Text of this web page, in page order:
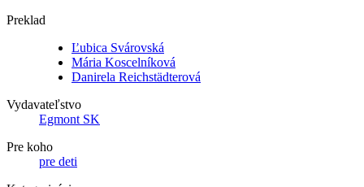
Preklad
Ľubica Svárovská
Mária Koscelníková
Danirela Reichstädterová
Vydavateľstvo
Egmont SK
Pre koho
pre deti